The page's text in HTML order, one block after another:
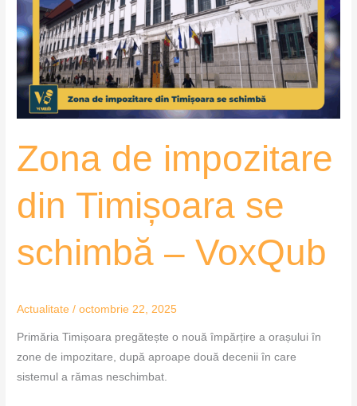
Zona de impozitare
din Timișoara se
schimbă – VoxQub
Actualitate /octombrie 22, 2025
Primăria Timișoara pregătește o nouă împărțire a orașului în
zone de impozitare, după aproape două decenii în care
sistemul a rămas neschimbat.
Timișoara
se
schimbă
–
VoxQub